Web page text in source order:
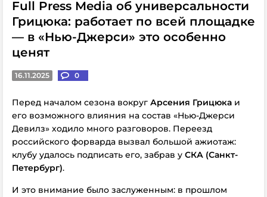
Full Press Media об универсальности
Грицюка: работает по всей площадке
— в «Нью-Джерси» это особенно
ценят
16.11.2025 0
Перед началом сезона вокруг Арсения Грицюка и
его возможного влияния на состав «Нью-Джерси
Девилз» ходило много разговоров. Переезд
российского форварда вызвал большой ажиотаж:
клубу удалось подписать его, забрав у СКА (Санкт-
Петербург).
И это внимание было заслуженным: в прошлом